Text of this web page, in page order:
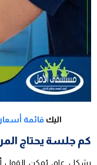
اليك قائمة
كم جلسة يحتاج
بشكل عام، يُمكن القول